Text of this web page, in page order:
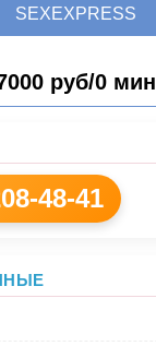
SEXEXPRESS
руб/0 мин
48-41